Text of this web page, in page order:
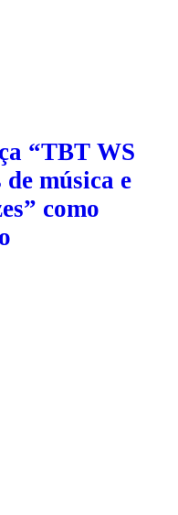
“TBT WS
de música e
como